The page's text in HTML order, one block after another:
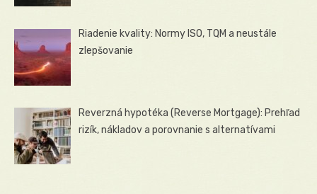
Riadenie kvality: Normy ISO, TQM a neustále
zlepšovanie
Reverzná hypotéka (Reverse Mortgage): Prehľad
rizík, nákladov a porovnanie s alternatívami